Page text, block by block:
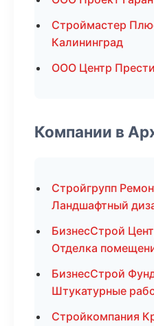
Строймастер
Калининград
ООО Центр
Компании в
Стройгрупп
Ландшафтный
БизнесСтрой
Отделка
БизнесСтрой
Штукатурные
Стройкомпания